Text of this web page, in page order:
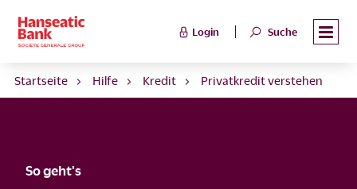
Login Suche
Startseite Hilfe Kredit Privatkredit verstehen
So geht's